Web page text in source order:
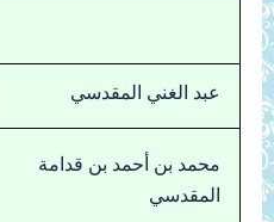
عبد الغني المقدسي
محمد بن أحمد بن قدامة
المقدسي